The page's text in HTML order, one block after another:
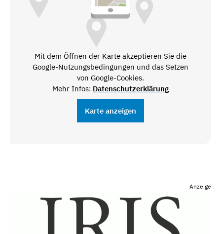
Mit dem Öffnen der Karte akzeptieren Sie die
Google-Nutzungsbedingungen und das Setzen
von Google-Cookies.
Mehr Infos: Datenschutzerklärung
Karte anzeigen
Anzeige